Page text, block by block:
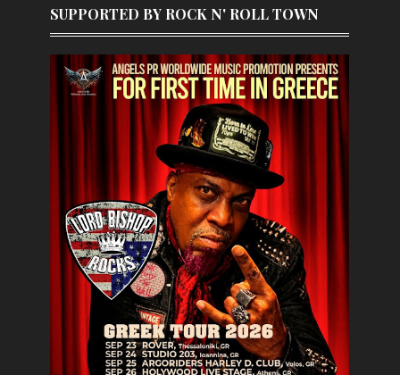
SUPPORTED BY ROCK N' ROLL TOWN